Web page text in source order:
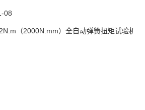
08
（2000N.mm）全自动弹簧扭矩试验机